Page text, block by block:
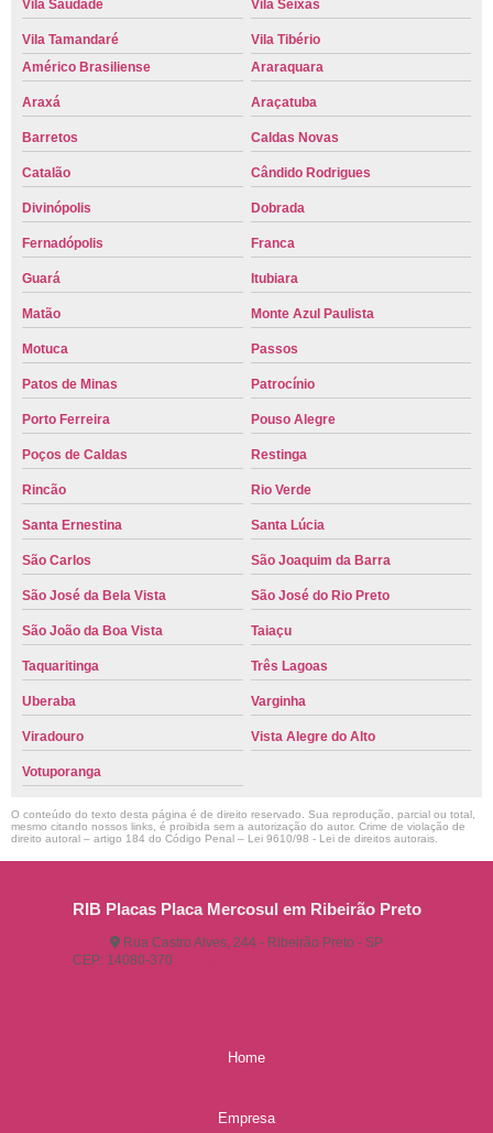
Vila Saudade Vila Seixas
Vila Tamandaré
Vila Tibério
Américo Brasiliense
Araraquara
Araxá Araçatuba
Barretos Caldas Novas
Catalão Cândido Rodrigues
Divinópolis Dobrada
Fernadópolis Franca
Guará Itubiara
Matão Monte Azul Paulista
Motuca Passos
Patos de Minas Patrocínio
Porto Ferreira Pouso Alegre
Poços de Caldas Restinga
Rincão Rio Verde
Santa Ernestina Santa Lúcia
São Carlos São Joaquim da Barra
São José da Bela Vista São José do Rio Preto
São João da Boa Vista Taiaçu
Taquaritinga Três Lagoas
Uberaba Varginha
Viradouro Vista Alegre do Alto
Votuporanga
O conteúdo do texto desta página é de direito reservado. Sua reprodução, parcial ou total,
mesmo citando nossos links, é proibida sem a autorização do autor. Crime de violação de
direito autoral – artigo 184 do Código Penal – Lei 9610/98 - Lei de direitos autorais
RIB Placas Placa Mercosul em Ribeirão Preto
Rua Castro Alves, 244 - Ribeirão Preto - SP
CEP: 14080-370
Home
Empresa